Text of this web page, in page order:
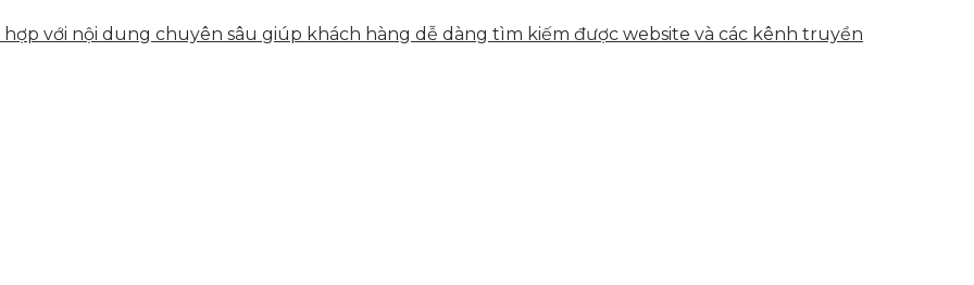
hợp với nội dung chuyên sâu giúp khách hàng dễ dàng tìm kiếm được website và các kênh truyền